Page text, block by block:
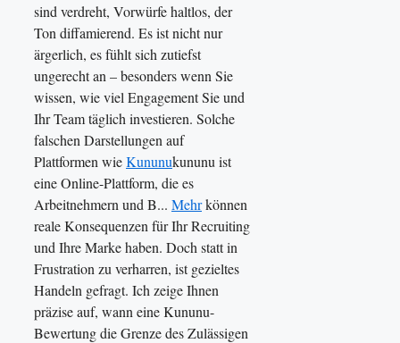
sind verdreht, Vorwürfe haltlos, der
Ton diffamierend. Es ist nicht nur
ärgerlich, es fühlt sich zutiefst
ungerecht an – besonders wenn Sie
wissen, wie viel Engagement Sie und
Ihr Team täglich investieren. Solche
falschen Darstellungen auf
Plattformen wieKununukununu ist
eine Online-Plattform, die es
Arbeitnehmern und B... Mehrkönnen
reale Konsequenzen für Ihr Recruiting
und Ihre Marke haben. Doch statt in
Frustration zu verharren, ist gezieltes
Handeln gefragt. Ich zeige Ihnen
präzise auf, wann eine Kununu-
Bewertung die Grenze des Zulässigen